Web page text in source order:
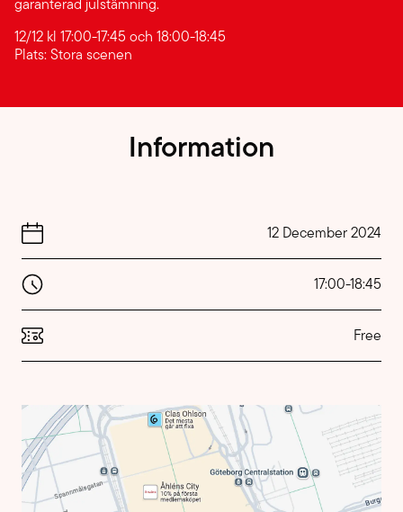
12/12 kl 17:00-17:45 och 18:00-18:45
Plats: Stora scenen
Information
12 December 2024
17:00-18:45
Free